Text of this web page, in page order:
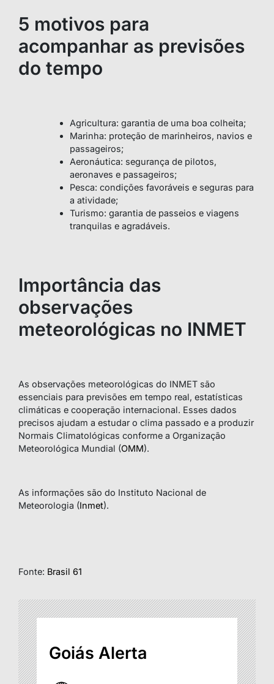
5 motivos para
acompanhar as previsões
do tempo
Agricultura: garantia de uma boa colheita;
Marinha: proteção de marinheiros, navios e
passageiros;
Aeronáutica: segurança de pilotos,
aeronaves e passageiros;
Pesca: condições favoráveis e seguras para
a atividade;
Turismo: garantia de passeios e viagens
tranquilas e agradáveis.
Importância das
observações
meteorológicas no INMET
As observações meteorológicas do INMET são
essenciais para previsões em tempo real, estatísticas
climáticas e cooperação internacional. Esses dados
precisos ajudam a estudar o clima passado e a produzir
Normais Climatológicas conforme a Organização
Meteorológica Mundial (OMM).
As informações são do Instituto Nacional de
Meteorologia (Inmet).
Fonte: Brasil 61
Goiás Alerta